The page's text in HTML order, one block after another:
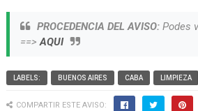
PROCEDENCIA DEL AVISO:Podes
==>AQUI
LABELS: BUENOS AIRES CABA LIMPIEZA
COMPARTIR ESTE AVISO: